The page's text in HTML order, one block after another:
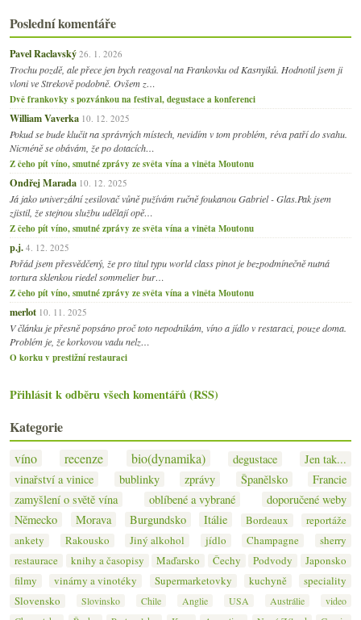
Poslední komentáře
Pavel Raclavský 26. 1. 2026
Trochu pozdě, ale přece jen bych reagoval na Frankovku od Kasnyiků. Hodnotil jsem ji
vloni ve Strekově podobně. Ovšem z…
Dvě frankovky s pozvánkou na festival, degustace a konferenci
William Vaverka 10. 12. 2025
Pokud se bude klučit na správných místech, nevidím v tom problém, réva patří do svahu.
Nicméně se obávám, že po dotacích…
Z čeho pít víno, smutné zprávy ze světa vína a viněta Moutonu
Ondřej Marada 10. 12. 2025
Já jako univerzální zesilovač vůně pužívám ručně foukanou Gabriel - Glas.Pak jsem
zjistil, že stejnou službu udělají opě…
Z čeho pít víno, smutné zprávy ze světa vína a viněta Moutonu
p.j. 4. 12. 2025
Pořád jsem přesvědčený, že pro titul typu world class pinot je bezpodmínečně nutná
tortura sklenkou riedel sommelier bur…
Z čeho pít víno, smutné zprávy ze světa vína a viněta Moutonu
merlot 10. 11. 2025
V článku je přesně popsáno proč toto nepodnikám, víno a jídlo v restaraci, pouze doma.
Problém je, že korkovou vadu nelz…
O korku v prestižní restauraci
Přihlásit k odběru všech komentářů (RSS)
Kategorie
víno recenze bio(dynamika) degustace
Jen tak...
vinařství a vinice
bublinky zprávy Španělsko
Francie
zamyšlení o světě vína
oblíbené a vybrané
doporučené weby
Německo
Morava Burgundsko Itálie Bordeaux
reportáže
ankety
Rakousko Jiný alkohol jídlo Champagne
sherry
restaurace
knihy a časopisy Maďarsko Čechy Podvody
Japonsko
filmy
vinárny a vinotéky Supermarketovky kuchyně
speciality
Slovensko
Slovinsko Chile Anglie USA Austrálie
video